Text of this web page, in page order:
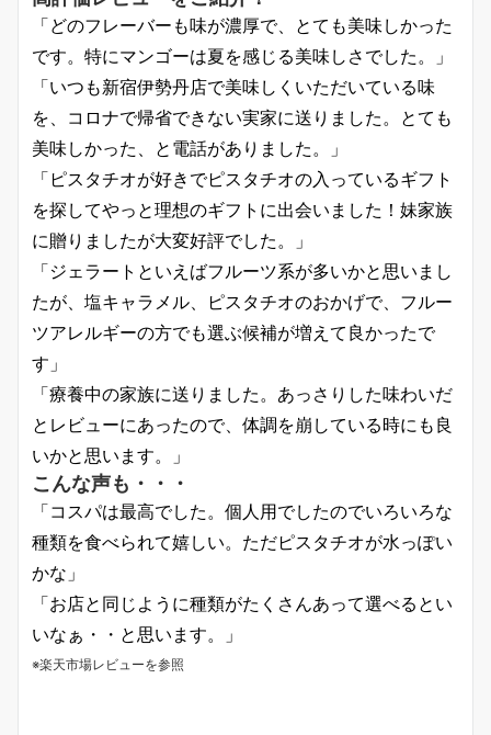
「どのフレーバーも味が濃厚で、とても美味しかった
です。特にマンゴーは夏を感じる美味しさでした。」
「いつも新宿伊勢丹店で美味しくいただいている味
を、コロナで帰省できない実家に送りました。とても
美味しかった、と電話がありました。」
「ピスタチオが好きでピスタチオの入っているギフト
を探してやっと理想のギフトに出会いました！妹家族
に贈りましたが大変好評でした。」
「ジェラートといえばフルーツ系が多いかと思いまし
たが、塩キャラメル、ピスタチオのおかげで、フルー
ツアレルギーの方でも選ぶ候補が増えて良かったで
す」
「療養中の家族に送りました。あっさりした味わいだ
とレビューにあったので、体調を崩している時にも良
いかと思います。」
こんな声も・・・
「コスパは最高でした。個人用でしたのでいろいろな
種類を食べられて嬉しい。ただピスタチオが水っぽい
かな」
「お店と同じように種類がたくさんあって選べるとい
いなぁ・・と思います。」
※楽天市場レビューを参照